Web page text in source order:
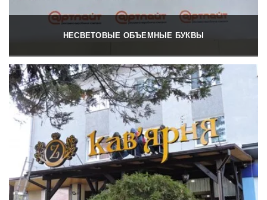
НЕСВЕТОВЫЕ ОБЪЕМНЫЕ БУКВЫ